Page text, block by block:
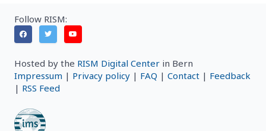
Follow RISM:
Hosted by the RISM Digital Center in Bern
Impressum | Privacy policy | FAQ | Contact | Feedback
| RSS Feed